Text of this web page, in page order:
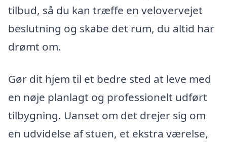
tilbud, så du kan træffe en velovervejet
beslutning og skabe det rum, du altid har
drømt om.
Gør dit hjem til et bedre sted at leve med
en nøje planlagt og professionelt udført
tilbygning. Uanset om det drejer sig om
en udvidelse af stuen, et ekstra værelse,